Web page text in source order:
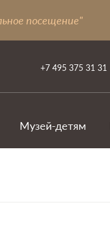
посещение"
+7 495 375 31 31
Музей-детям